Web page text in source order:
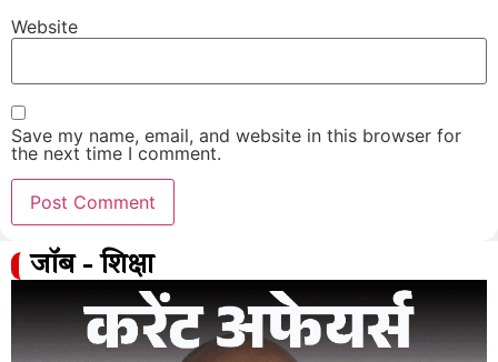
Website
Save my name, email, and website in this browser for
the next time I comment.
जॉब - शिक्षा